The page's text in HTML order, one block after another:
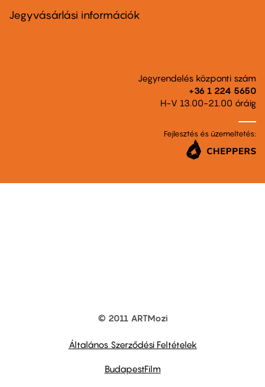
second
Jegyvásárlási információk
Jegyrendelés központi szám
+36 1 224 5650
H-V 13.00-21.00 óráig
Fejlesztés és üzemeltetés:
© 2011 ARTMozi
Általános Szerződési Feltételek
BudapestFilm